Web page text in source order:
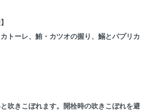
トーレ、鮪・カツオの握り、鰯とパプリカ
吹きこぼれます。開栓時の吹きこぼれを避